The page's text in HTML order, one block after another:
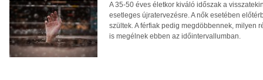
A 35-50 éves életkor kiváló időszak a
esetleges újratervezésre. A nők esetében
szültek. A férfiak pedig megdöbbennek, milyen
is megélnek ebben az időintervallumban.